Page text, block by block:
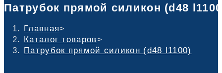
Патрубок прямой силикон (d48
Главная>
Каталог товаров>
Патрубок прямой силикон (d48 l1100)